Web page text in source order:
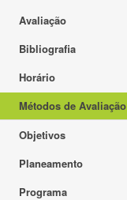
Avaliação
Bibliografia
Horário
Métodos de Avaliação
Objetivos
Planeamento
Programa